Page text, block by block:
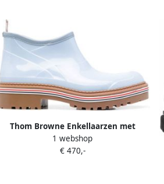
Thom Browne Enkellaarzen met
gestreepte afwerking Blauw
1 webshop
€ 470,-